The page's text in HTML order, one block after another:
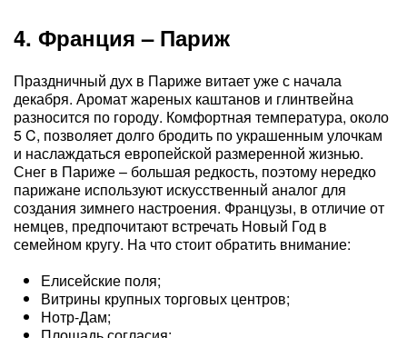
4. Франция – Париж
Праздничный дух в Париже витает уже с начала
декабря. Аромат жареных каштанов и глинтвейна
разносится по городу. Комфортная температура, около
5 C, позволяет долго бродить по украшенным улочкам
и наслаждаться европейской размеренной жизнью.
Снег в Париже – большая редкость, поэтому нередко
парижане используют искусственный аналог для
создания зимнего настроения. Французы, в отличие от
немцев, предпочитают встречать Новый Год в
семейном кругу. На что стоит обратить внимание:
Елисейские поля;
Витрины крупных торговых центров;
Нотр-Дам;